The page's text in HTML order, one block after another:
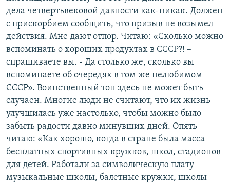
дела четвертьвековой давности как-никак. Должен
с прискорбием сообщить, что призыв не возымел
действия. Мне дают отпор. Читаю: «Сколько можно
вспоминать о хороших продуктах в СССР?! –
спрашиваете вы. - Да столько же, сколько вы
вспоминаете об очередях в том же нелюбимом
СССР». Воинственный тон здесь не может быть
случаен. Многие люди не считают, что их жизнь
улучшилась уже настолько, чтобы можно было
забыть радости давно минувших дней. Опять
читаю: «Как хорошо, когда в стране была масса
бесплатных спортивных кружков, школ, стадионов
для детей. Работали за символическую плату
музыкальные школы, балетные кружки, школы